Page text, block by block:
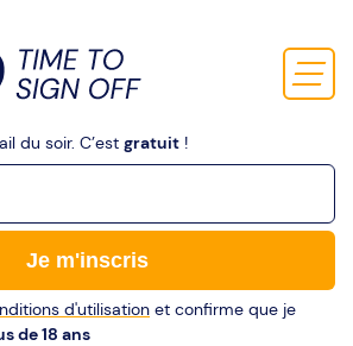
du soir. C’est gratuit !
Je m'inscris
d'utilisation et confirme que je
de 18 ans